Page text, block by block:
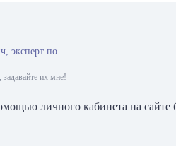
эксперт по
их мне!
личного кабинета на сайте